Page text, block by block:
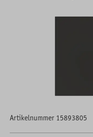
Artikelnummer 15893805